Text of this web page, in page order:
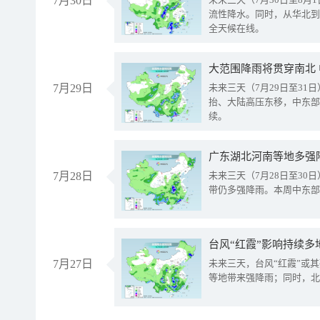
流性降水。同时，从华北
全天候在线。
7月29日
大范围降雨将贯穿南
未来三天（7月29日至31
抬、大陆高压东移，中东
续。
7月28日
广东湖北河南等地多
未来三天（7月28日至30
带仍多强降雨。本周中东
7月27日
台风“红霞”影响持续
未来三天，台风“红霞”或
等地带来强降雨；同时，